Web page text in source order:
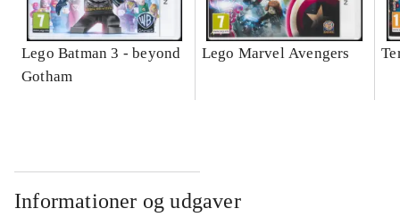
Lego Batman 3 - beyond
Gotham
Lego Marvel Avengers
Informationer og udgaver